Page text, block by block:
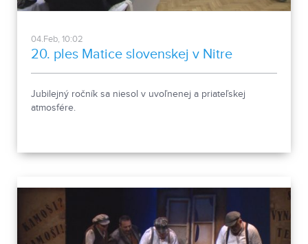
04.Feb, 10:02
20. ples Matice slovenskej v Nitre
Jubilejný ročník sa niesol v uvoľnenej a priateľskej
atmosfére.